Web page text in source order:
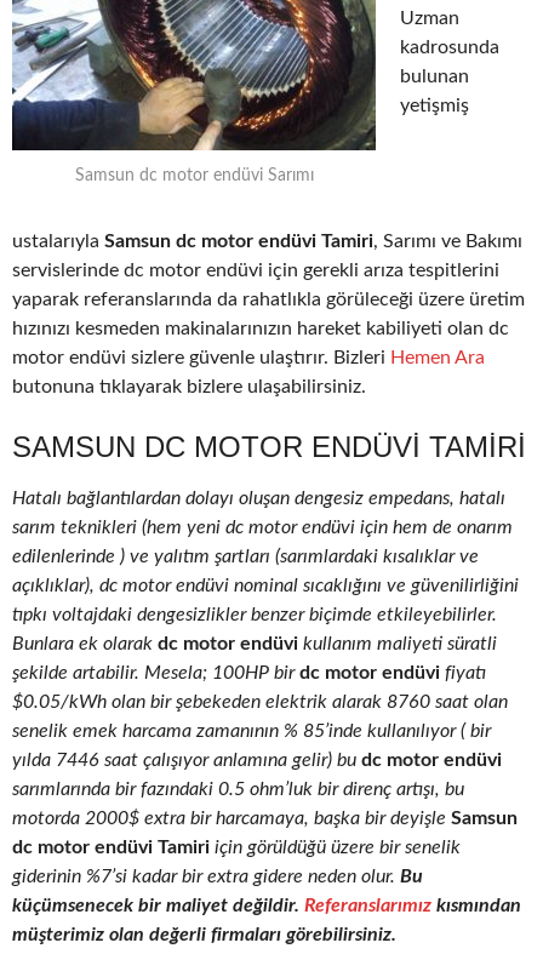
Samsun dc motor endüvi Sarımı
Uzman
kadrosunda
bulunan
yetişmiş
ustalarıyla Samsun dc motor endüvi Tamiri, Sarımı ve Bakımı
servislerinde dc motor endüvi için gerekli arıza tespitlerini
yaparak referanslarında da rahatlıkla görüleceği üzere üretim
hızınızı kesmeden makinalarınızın hareket kabiliyeti olan dc
motor endüvi sizlere güvenle ulaştırır. Bizleri Hemen Ara
butonuna tıklayarak bizlere ulaşabilirsiniz.
SAMSUN DC MOTOR ENDÜVI TAMIRI
Hatalı bağlantılardan dolayı oluşan dengesiz empedans, hatalı
sarım teknikleri (hem yeni dc motor endüvi için hem de onarım
edilenlerinde ) ve yalıtım şartları (sarımlardaki kısalıklar ve
açıklıklar), dc motor endüvi nominal sıcaklığını ve güvenilirliğini
tıpkı voltajdaki dengesizlikler benzer biçimde etkileyebilirler.
Bunlara ek olarak dc motor endüvi kullanım maliyeti süratli
şekilde artabilir. Mesela; 100HP birdc motor endüvi fiyatı
$0.05/kWh olan bir şebekeden elektrik alarak 8760 saat olan
senelik emek harcama zamanının % 85’inde kullanılıyor ( bir
yılda 7446 saat çalışıyor anlamına gelir) bu dc motor endüvi
sarımlarında bir fazındaki 0.5 ohm’luk bir direnç artışı, bu
motorda 2000$ extra bir harcamaya, başka bir deyişle Samsun
dc motor endüvi Tamiri için görüldüğü üzere bir senelik
giderinin %7’si kadar bir extra gidere neden olur. Bu
küçümsenecek bir maliyet değildir. Referanslarımız kısmından
müşterimiz olan değerli firmaları görebilirsiniz.